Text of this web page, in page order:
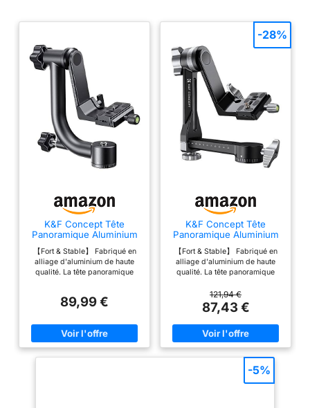
K&F Concept Tête
Panoramique Aluminium
360° Charge 20KG
【Fort & Stable】 Fabriqué en
alliage d'aluminium de haute
qualité. La tête panoramique
durabilité et une stabilité. La
est de 20 kg, adaptée aux
reflex et aux appareils photo
numériques. 【Prise de Vue
Panoramique】La base rotative
89,99 €
K&F Concept Tête
Panoramique Aluminium
360° Charge 20KG
【Fort & Stable】 Fabriqué en
alliage d'aluminium de haute
qualité. La tête panoramique
robuste, une structure avec une
durabilité et une stabilité. La
capacité de charge maximale
est de 20 kg, adaptée aux
reflex et aux appareils photo
numériques, peut facilement
contrôler différents types de
combinaisons d'objectifs
moyens et téléobjectifs.
【Réglage Précis】Vous
121,94 €
87,43 €
-28%
-5%